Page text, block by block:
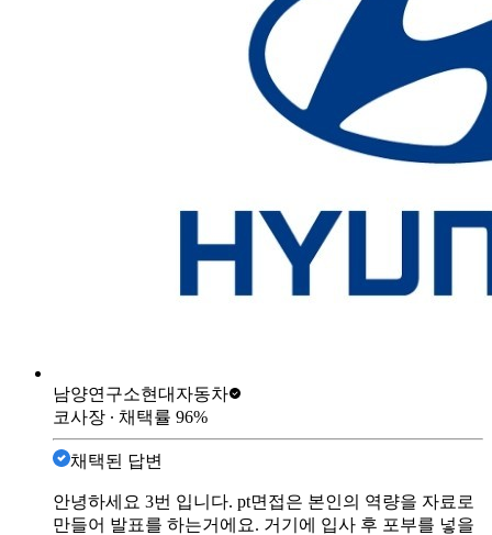
남양연구소현대자동차
코사장 ∙ 채택률 96%
채택된 답변
안녕하세요 3번 입니다. pt면접은 본인의 역량을 자료로
만들어 발표를 하는거에요. 거기에 입사 후 포부를 넣을